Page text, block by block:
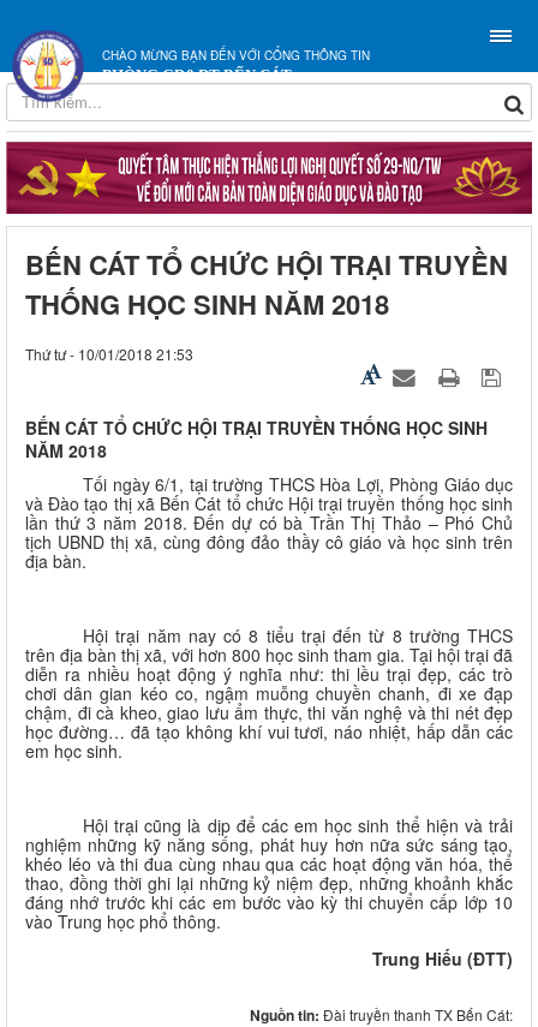
CHÀO MỪNG BẠN ĐẾN VỚI CỔNG THÔNG TIN
PHÒNG GD&ĐT BẾN CÁT
BẾN CÁT TỔ CHỨC HỘI TRẠI TRUYỀN
THỐNG HỌC SINH NĂM 2018
Thứ tư - 10/01/2018 21:53
BẾN CÁT TỔ CHỨC HỘI TRẠI TRUYỀN THỐNG HỌC SINH
NĂM 2018
Tối ngày 6/1, tại trường THCS Hòa Lợi, Phòng Giáo dục
và Đào tạo thị xã Bến Cát tổ chức Hội trại truyền thống học sinh
lần thứ 3 năm 2018. Đến dự có bà Trần Thị Thảo – Phó Chủ
tịch UBND thị xã, cùng đông đảo thầy cô giáo và học sinh trên
địa bàn.
Hội trại năm nay có 8 tiểu trại đến từ 8 trường THCS
trên địa bàn thị xã, với hơn 800 học sinh tham gia. Tại hội trại đã
diễn ra nhiều hoạt động ý nghĩa như: thi lều trại đẹp, các trò
chơi dân gian kéo co, ngậm muỗng chuyền chanh, đi xe đạp
chậm, đi cà kheo, giao lưu ẩm thực, thi văn nghệ và thi nét đẹp
học đường… đã tạo không khí vui tươi, náo nhiệt, hấp dẫn các
em học sinh.
Hội trại cũng là dịp để các em học sinh thể hiện và trải
nghiệm những kỹ năng sống, phát huy hơn nữa sức sáng tạo,
khéo léo và thi đua cùng nhau qua các hoạt động văn hóa, thể
thao, đồng thời ghi lại những kỷ niệm đẹp, những khoảnh khắc
đáng nhớ trước khi các em bước vào kỳ thi chuyển cấp lớp 10
vào Trung học phổ thông.
Trung Hiếu (ĐTT)
Nguồn tin: Đài truyền thanh TX Bến Cát: